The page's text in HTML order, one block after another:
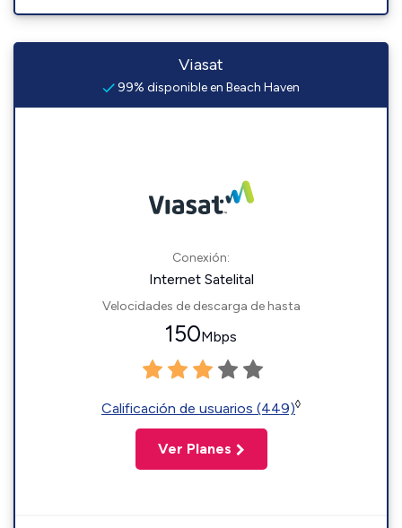
Viasat
99% disponible en Beach Haven
Conexión:
Internet Satelital
Velocidades de descarga de hasta
150Mbps
Calificación de usuarios (449)◊
Ver Planes